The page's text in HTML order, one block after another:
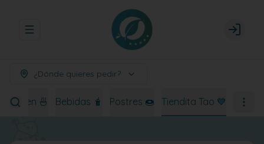
Abrir menu de navegación Login
¿Dónde quieres pedir?
Ramen 🍜 Bebidas 🧋 Postres 🍩 Tiendita Tao 💙